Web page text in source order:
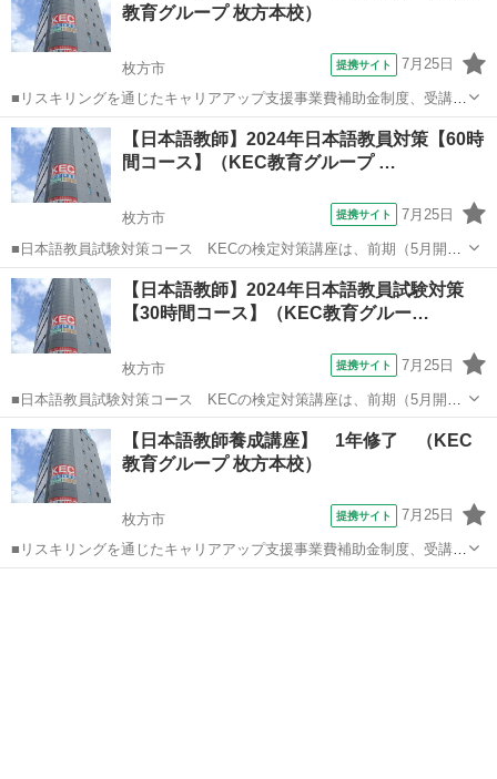
教育グループ 枚方本校）
枚方市 提携サイト 7月25日
■リスキリングを通じたキャリアアップ支援事業費補助金制度、受講費
用の最大70％還付（要件有、詳細はお尋ねください） ■KECは全校舎
「文化庁届出受理講座」。 ■受講曜日・時間帯振替受講、校舎間振替
受講、休学制度、動画視聴（基...
大阪 枚方市 その他
【日本語教師】2024年日本語教員対策【60時
間コース】（KEC教育グループ …
枚方市 提携サイト 7月25日
■日本語教員試験対策コース KECの検定対策講座は、前期（5月開
始）と後期（8月開始）の2種類の時期があり、前期には、■水曜30時
間コースと■日曜30時間コースの2コース■前期60時間と後期30時間を
加えた90時間コースも選...
大阪 枚方市 その他
【日本語教師】2024年日本語教員試験対策
【30時間コース】（KEC教育グルー…
枚方市 提携サイト 7月25日
■日本語教員試験対策コース KECの検定対策講座は、前期（5月開
始）と後期（8月開始）の2種類の時期があり、前期には、■水曜30時
間コースと■日曜30時間コースの2コース■前期60時間と後期30時間を
加えた90時間コースも選...
大阪 枚方市 その他
【日本語教師養成講座】 1年修了 （KEC
教育グループ 枚方本校）
枚方市 提携サイト 7月25日
■リスキリングを通じたキャリアアップ支援事業費補助金制度、受講費
用の最大70％還付（要件有、詳細はお尋ねください） ■KECは全校舎